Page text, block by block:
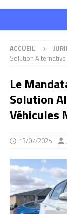
ACCUEIL
Solution Alternative
Le
Solution
Véhicules
13/07/2025